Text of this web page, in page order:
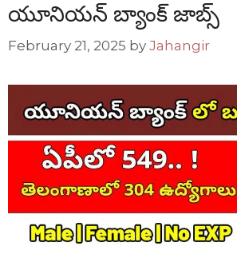
యూనియన్ బ్యాంక్ జాబ్స్
February 21, 2025 by Jahangir